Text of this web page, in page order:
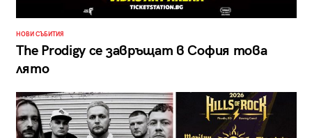
НОВИ СЪБИТИЯ
The Prodigy се завръщат в София това
лято